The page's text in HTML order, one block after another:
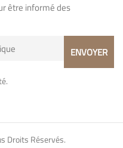
être informé des
Droits Réservés.